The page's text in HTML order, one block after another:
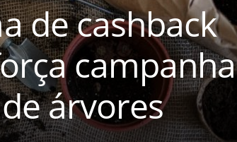
de cashback
campanha
árvores